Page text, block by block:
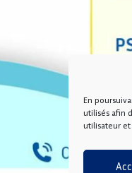
En
utilisés afin
utilisateur